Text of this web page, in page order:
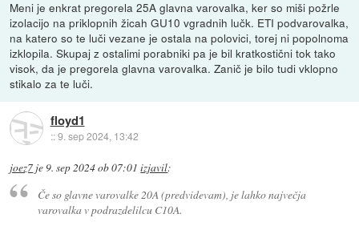
Meni je enkrat pregorela 25A glavna varovalka, ker so miši požrle
izolacijo na priklopnih žicah GU10 vgradnih lučk. ETI podvarovalka,
na katero so te luči vezane je ostala na polovici, torej ni popolnoma
izklopila. Skupaj z ostalimi porabniki pa je bil kratkostični tok tako
visok, da je pregorela glavna varovalka. Zanič je bilo tudi vklopno
stikalo za te luči.
floyd1
::9. sep 2024, 13:42
joez7 je9. sep 2024 ob 07:01 izjavil:
Če so glavne varovalke 20A (predvidevam), je lahko največja
varovalka v podrazdelilcu C10A.